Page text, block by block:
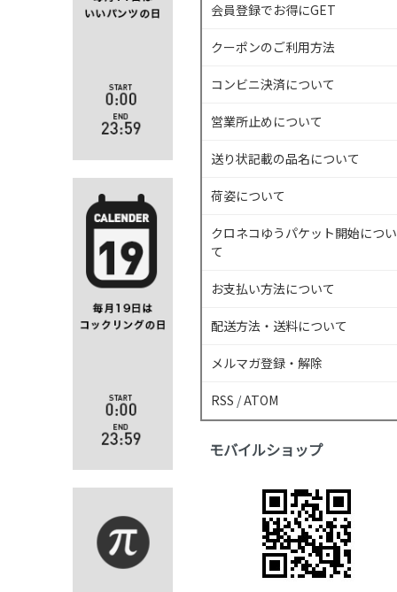
会員登録でお得にGET
クーポンのご利用方法
コンビニ決済について
営業所止めについて
送り状記載の品名について
荷姿について
クロネコゆうパケット開始につい
て
お支払い方法について
配送方法・送料について
メルマガ登録・解除
RSS /ATOM
モバイルショップ